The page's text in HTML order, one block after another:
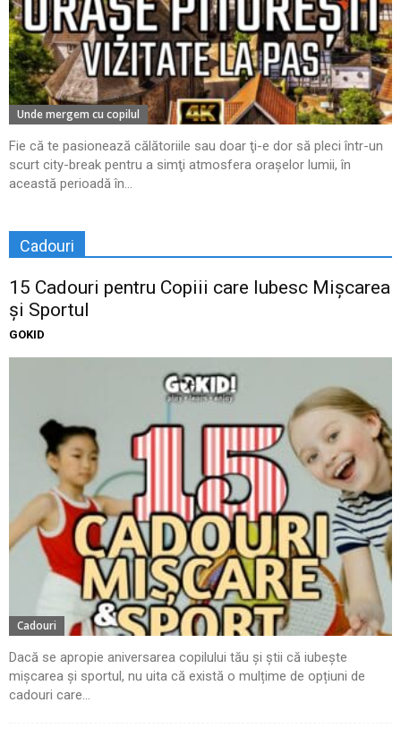
Unde mergem cu copilul
Fie că te pasionează călătoriile sau doar ţi-e dor să pleci într-un
scurt city-break pentru a simţi atmosfera oraşelor lumii, în
această perioadă în...
Cadouri
15 Cadouri pentru Copiii care Iubesc Mișcarea
și Sportul
GOKID
Cadouri
Dacă se apropie aniversarea copilului tău și știi că iubește
mișcarea și sportul, nu uita că există o mulțime de opțiuni de
cadouri care...